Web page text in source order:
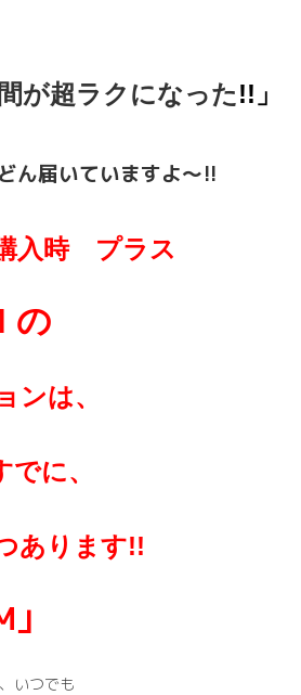
が超ラクになった!!」
ん届いていますよ～!!
入時 プラス
の
ンは、
でに、
あります!!
いつでも